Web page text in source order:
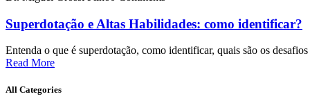
Superdotação e Altas Habilidades: como identificar?
Entenda o que é superdotação, como identificar, quais são os
Read More
All Categories